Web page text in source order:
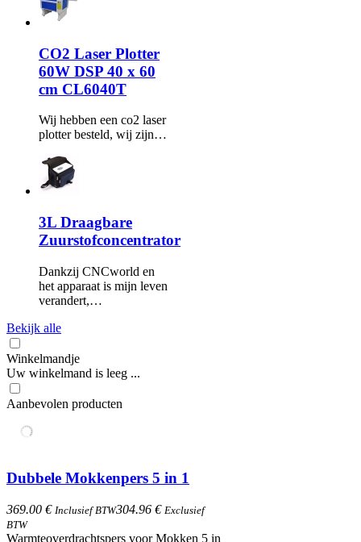
CO2 Laser Plotter
60W DSP 40 x 60
cm CL6040T
Wij hebben een co2 laser
plotter besteld, wij zijn…
3L Draagbare
Zuurstofconcentrator
Dankzij CNCworld en
het apparaat is mijn leven
verandert,…
Bekijk alle
Winkelmandje
Uw winkelmand is leeg ...
Aanbevolen producten
Dubbele Mokkenpers 5 in 1
369.00 € Inclusief BTW304.96 € Exclusief
BTW
Warmteoverdrachtspers voor Mokken 5 in